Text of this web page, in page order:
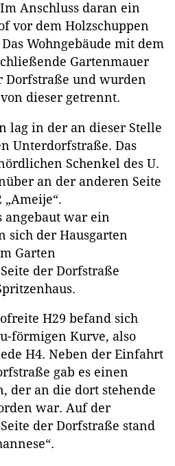
Anschluss daran ein
vor dem Holzschuppen
Wohngebäude mit dem
Gartenmauer
Dorfstraße und wurden
dieser getrennt.
lag in der an dieser Stelle
Unterdorfstraße. Das
Schenkel des U.
an der anderen Seite
angebaut war ein
sich der Hausgarten
Garten
der Dorfstraße
H29 befand sich
förmigen Kurve, also
H4. Neben der Einfahrt
gab es einen
der an die dort stehende
war. Auf der
der Dorfstraße stand